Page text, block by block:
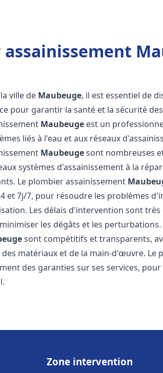
ville de Maubeuge, il est essentiel de
pour garantir la santé et la sécurité
Maubeuge est un
liés à l'eau et aux réseaux
Maubeugesont nombreuses
systèmes d'assainissement à la
Le plombier assainissement
et 7j/7, pour résoudre les problèmes
Les délais d'intervention sont
les dégâts et les
sont compétitifs et transparents,
des matériaux et de la main-d'œuvre. Le
des garanties sur ses services,
Zone intervention